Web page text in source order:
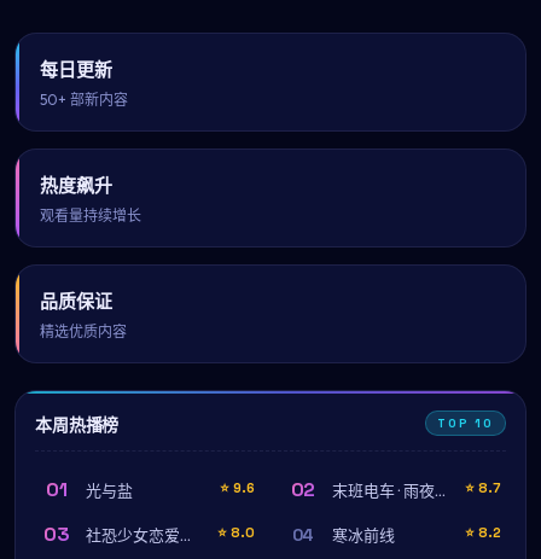
每日更新
50+ 部新内容
热度飙升
观看量持续增长
品质保证
精选优质内容
本周热播榜 TOP 10
01 光与盐 ⭐ 9.6 02 末班电车 · 雨夜守望 ⭐ 8.7
03 社恐少女恋爱手册（导演剪辑版） ⭐ 8.0 04 寒冰前线 ⭐ 8.2